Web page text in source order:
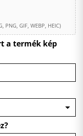
GIF, WEBP, HEIC)
a termék kép